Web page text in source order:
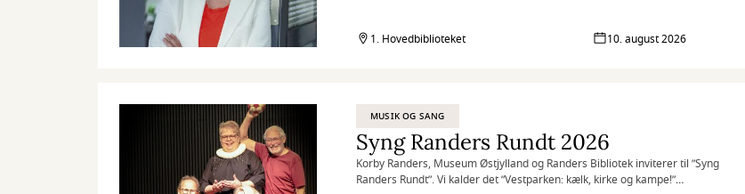
1. Hovedbiblioteket 10. august 2026
MUSIK OG SANG
Syng Randers Rundt 2026
Korby Randers, Museum Østjylland og Randers Bibliotek inviterer til ”Syng
Randers Rundt”. Vi kalder det ”Vestparken: kælk, kirke og kampe!”